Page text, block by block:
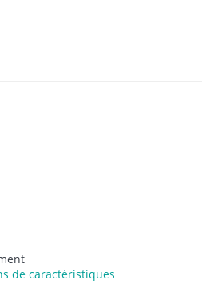
de caractéristiques